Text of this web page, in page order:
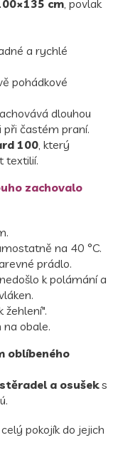
cm, povlak
a rychlé
pohádkové
dlouhou
při častém praní.
100, který
textilií.
zachovalo
na 40 °C.
prádlo.
k polámání a
žehlení".
obale.
oblíbeného
a osušeks
pokojík do jejich